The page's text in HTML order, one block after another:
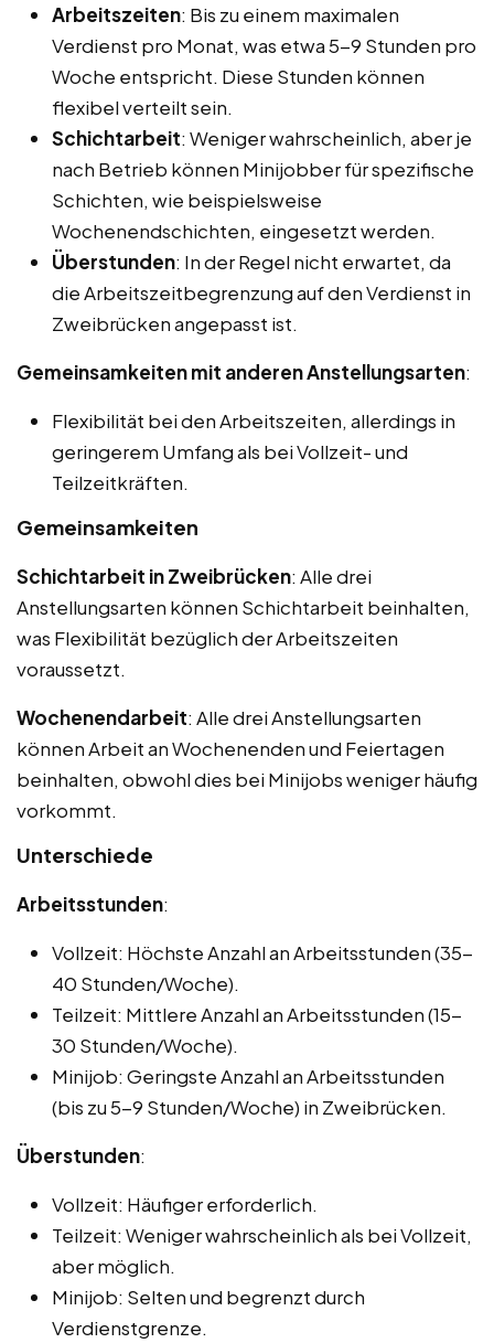
Arbeitszeiten: Bis zu einem maximalen
Verdienst pro Monat, was etwa 5-9 Stunden pro
Woche entspricht. Diese Stunden können
flexibel verteilt sein.
Schichtarbeit: Weniger wahrscheinlich, aber je
nach Betrieb können Minijobber für spezifische
Schichten, wie beispielsweise
Wochenendschichten, eingesetzt werden.
Überstunden: In der Regel nicht erwartet, da
die Arbeitszeitbegrenzung auf den Verdienst in
Zweibrücken angepasst ist.
Gemeinsamkeiten mit anderen Anstellungsarten:
Flexibilität bei den Arbeitszeiten, allerdings in
geringerem Umfang als bei Vollzeit- und
Teilzeitkräften.
Gemeinsamkeiten
Schichtarbeit in Zweibrücken: Alle drei
Anstellungsarten können Schichtarbeit beinhalten,
was Flexibilität bezüglich der Arbeitszeiten
voraussetzt.
Wochenendarbeit: Alle drei Anstellungsarten
können Arbeit an Wochenenden und Feiertagen
beinhalten, obwohl dies bei Minijobs weniger häufig
vorkommt.
Unterschiede
Arbeitsstunden:
Vollzeit: Höchste Anzahl an Arbeitsstunden (35-
40 Stunden/Woche).
Teilzeit: Mittlere Anzahl an Arbeitsstunden (15-
30 Stunden/Woche).
Minijob: Geringste Anzahl an Arbeitsstunden
(bis zu 5-9 Stunden/Woche) in Zweibrücken.
Überstunden:
Vollzeit: Häufiger erforderlich.
Teilzeit: Weniger wahrscheinlich als bei Vollzeit,
aber möglich.
Minijob: Selten und begrenzt durch
Verdienstgrenze.